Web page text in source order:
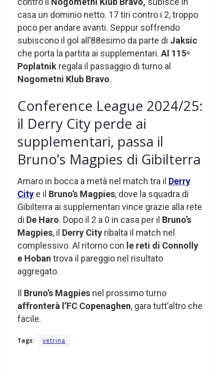
casa un dominio netto. 17 tiri contro i 2, troppo
poco per andare avanti. Seppur soffrendo
subiscono il gol all’88esimo da parte di Jaksic
che porta la partita ai supplementari. Al 115o
Poplatnik regala il passaggio di turno al
Nogometni Klub Bravo.
Conference League 2024/25:
il Derry City perde ai
supplementari, passa il
Bruno’s Magpies di Gibilterra
Amaro in bocca a metà nel match tra il Derry
City e il Bruno’s Magpies, dove la squadra di
Gibilterra ai supplementari vince grazie alla rete
di De Haro. Dopo il 2 a 0 in casa per il Bruno’s
Magpies, il Derry City ribalta il match nel
complessivo. Al ritorno con le reti di Connolly
e Hoban trova il pareggio nel risultato
aggregato.
Il Bruno’s Magpies nel prossimo turno
affronterà l’FC Copenaghen, gara tutt’altro che
facile.
Tags: vetrina